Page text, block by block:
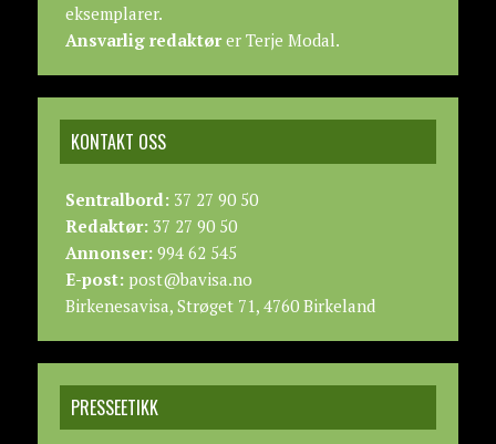
eksemplarer.
Ansvarlig redaktører Terje Modal.
KONTAKT OSS
Sentralbord:37 27 90 50
Redaktør:37 27 90 50
Annonser:994 62 545
E-post:post@bavisa.no
Birkenesavisa, Strøget 71, 4760 Birkeland
PRESSEETIKK